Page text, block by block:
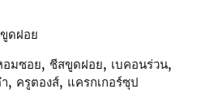
ดฝอย
มซอย, ชีสขูดฝอย, เบคอนร่วน,
, ครูตองส์, แครกเกอร์ซุป